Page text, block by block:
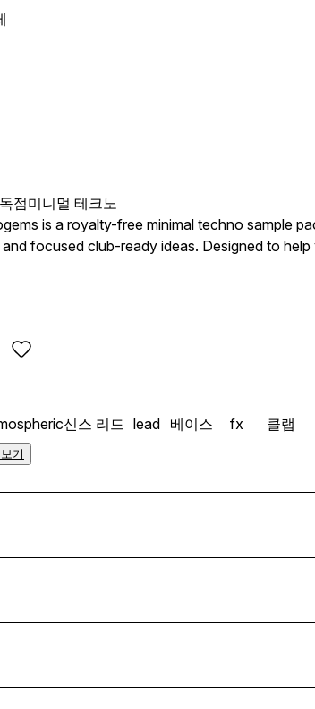
독점미니멀 테크노
is a royalty-free minimal techno sample
focused club-ready ideas. Designed to
collection delivers carefully crafted loops,
신스 리드 lead 베이스 fx 클랩
기